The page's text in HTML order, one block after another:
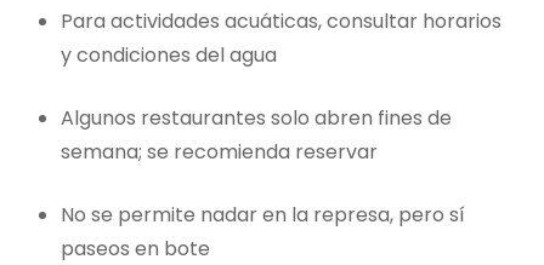
Para actividades acuáticas, consultar horarios
y condiciones del agua
Algunos restaurantes solo abren fines de
semana; se recomienda reservar
No se permite nadar en la represa, pero sí
paseos en bote